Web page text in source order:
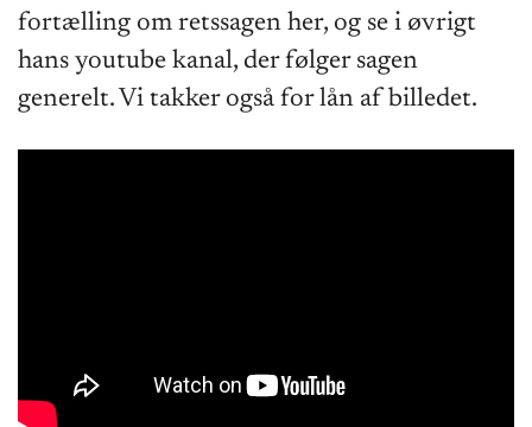
fortælling om retssagen her, og se i øvrigt
hans youtube kanal, der følger sagen
generelt. Vi takker også for lån af billedet.